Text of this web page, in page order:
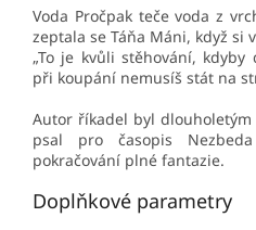
Voda Pročpak teče voda z
zeptala se Táňa Máni, když si
„To je kvůli stěhování,
při koupání nemusíš stát na
Autor říkadel byl
psal pro časopis
pokračování plné fantazie.
Doplňkové parametry